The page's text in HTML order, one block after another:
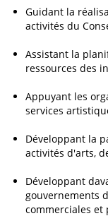
Guidant la
activités du
Assistant la
ressources des
Appuyant les
services
Développant la
activités d'arts,
Développant
gouvernements
commerciales